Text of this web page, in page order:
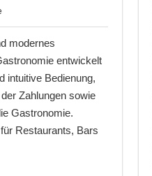
modernes
entwickelt
intuitive Bedienung,
Zahlungen sowie
Gastronomie.
Restaurants, Bars